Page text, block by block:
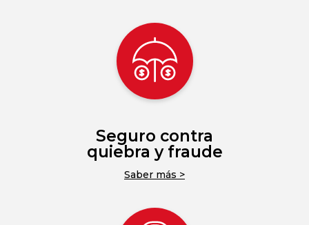
Seguro contra
quiebra y fraude
Saber más >